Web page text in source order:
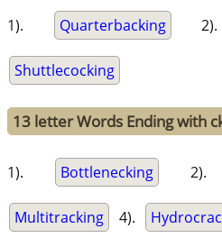
1). Quarterbacking
Shuttlecocking
13 letter Words Ending with
1). Bottlenecking
Multitracking 4).